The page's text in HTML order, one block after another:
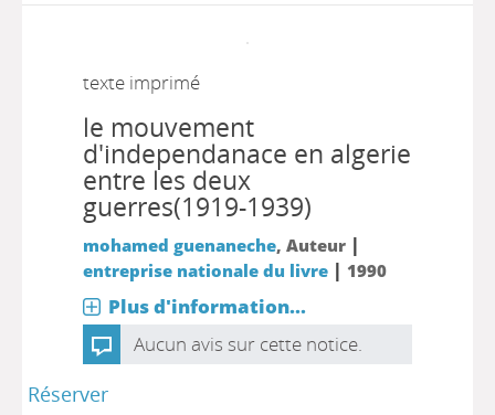
texte imprimé
le mouvement
d'independanace en algerie
entre les deux
guerres(1919-1939)
mohamed guenaneche, Auteur |
entreprise nationale du livre| 1990
Plus d'information...
Aucun avis sur cette notice.
Réserver